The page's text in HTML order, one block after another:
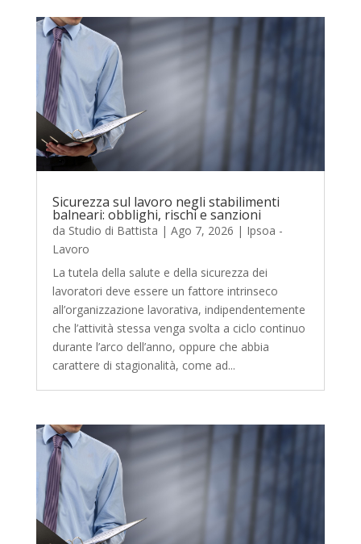
Sicurezza sul lavoro negli stabilimenti
balneari: obblighi, rischi e sanzioni
da Studio di Battista | Ago 7, 2026 | Ipsoa -
Lavoro
La tutela della salute e della sicurezza dei
lavoratori deve essere un fattore intrinseco
all’organizzazione lavorativa, indipendentemente
che l’attività stessa venga svolta a ciclo continuo
durante l’arco dell’anno, oppure che abbia
carattere di stagionalità, come ad...